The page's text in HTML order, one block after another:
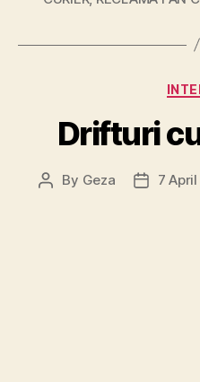
Drifturi
Post
By Geza
Post7 April